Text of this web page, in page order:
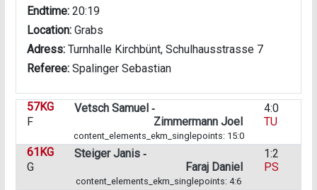
Endtime: 20:19
Location: Grabs
Adress: Turnhalle Kirchbünt, Schulhausstrasse 7
Referee: Spalinger Sebastian
57KG Vetsch Samuel ‑
4:0
F
Zimmermann Joel TU
content_elements_ekm_singlepoints: 15:0
61KG Steiger Janis ‑
1:2
G
Faraj Daniel PS
content_elements_ekm_singlepoints: 4:6